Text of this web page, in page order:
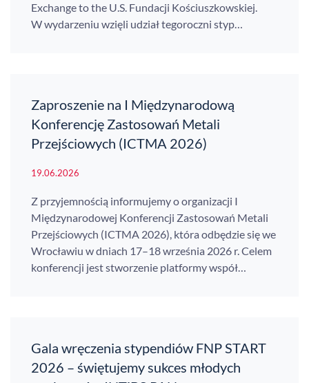
Exchange to the U.S. Fundacji Kościuszkowskiej.
W wydarzeniu wzięli udział tegoroczni styp…
Zaproszenie na I Międzynarodową
Konferencję Zastosowań Metali
Przejściowych (ICTMA 2026)
19.06.2026
Z przyjemnością informujemy o organizacji I
Międzynarodowej Konferencji Zastosowań Metali
Przejściowych (ICTMA 2026), która odbędzie się we
Wrocławiu w dniach 17–18 września 2026 r. Celem
konferencji jest stworzenie platformy współ…
Gala wręczenia stypendiów FNP START
2026 – świętujemy sukces młodych